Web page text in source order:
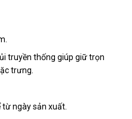
truyền thống giúp giữ trọn
trưng.
từ ngày sản xuất.